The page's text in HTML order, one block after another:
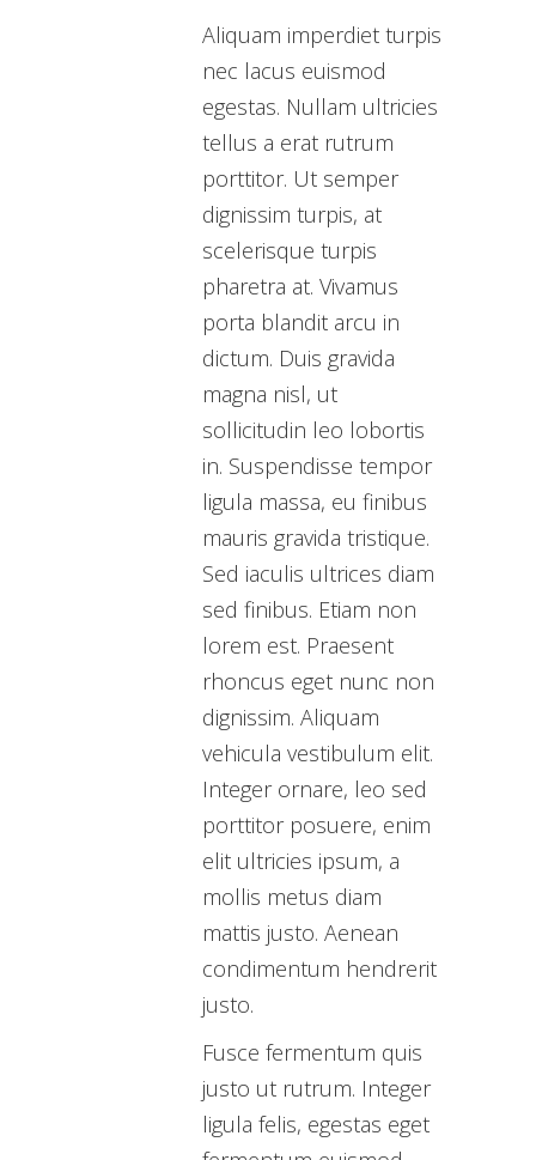
Aliquam imperdiet turpis
nec lacus euismod
egestas. Nullam ultricies
tellus a erat rutrum
porttitor. Ut semper
dignissim turpis, at
scelerisque turpis
pharetra at. Vivamus
porta blandit arcu in
dictum. Duis gravida
magna nisl, ut
sollicitudin leo lobortis
in. Suspendisse tempor
ligula massa, eu finibus
mauris gravida tristique.
Sed iaculis ultrices diam
sed finibus. Etiam non
lorem est. Praesent
rhoncus eget nunc non
dignissim. Aliquam
vehicula vestibulum elit.
Integer ornare, leo sed
porttitor posuere, enim
elit ultricies ipsum, a
mollis metus diam
mattis justo. Aenean
condimentum hendrerit
justo.
Fusce fermentum quis
justo ut rutrum. Integer
ligula felis, egestas eget